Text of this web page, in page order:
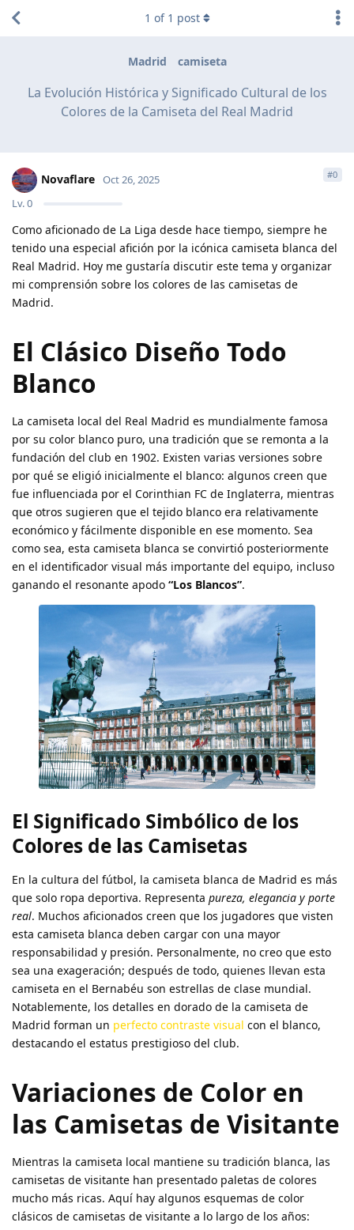
Madrid camiseta
La Evolución Histórica y Significado Cultural de los
Colores de la Camiseta del Real Madrid
1 of 1 post
Novaflare
Lv.0
Oct 26, 2025 #0
Como aficionado de La Liga desde hace tiempo, siempre he
tenido una especial afición por la icónica camiseta blanca del
Real Madrid. Hoy me gustaría discutir este tema y organizar
mi comprensión sobre los colores de las camisetas de
Madrid.
El Clásico Diseño Todo
Blanco
La camiseta local del Real Madrid es mundialmente famosa
por su color blanco puro, una tradición que se remonta a la
fundación del club en 1902. Existen varias versiones sobre
por qué se eligió inicialmente el blanco: algunos creen que
fue influenciada por el Corinthian FC de Inglaterra, mientras
que otros sugieren que el tejido blanco era relativamente
económico y fácilmente disponible en ese momento. Sea
como sea, esta camiseta blanca se convirtió posteriormente
en el identificador visual más importante del equipo, incluso
ganando el resonante apodo “Los Blancos”.
El Significado Simbólico de los
Colores de las Camisetas
En la cultura del fútbol, la camiseta blanca de Madrid es más
que solo ropa deportiva. Representa pureza, elegancia y porte
real. Muchos aficionados creen que los jugadores que visten
esta camiseta blanca deben cargar con una mayor
responsabilidad y presión. Personalmente, no creo que esto
sea una exageración; después de todo, quienes llevan esta
camiseta en el Bernabéu son estrellas de clase mundial.
Notablemente, los detalles en dorado de la camiseta de
Madrid forman un perfecto contraste visual con el blanco,
destacando el estatus prestigioso del club.
Variaciones de Color en
las Camisetas de Visitante
Mientras la camiseta local mantiene su tradición blanca, las
camisetas de visitante han presentado paletas de colores
mucho más ricas. Aquí hay algunos esquemas de color
clásicos de camisetas de visitante a lo largo de los años: